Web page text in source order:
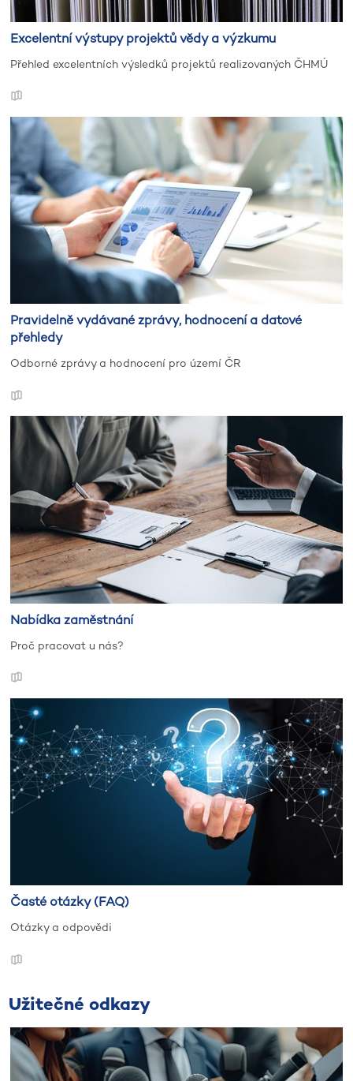
Excelentní výstupy projektů vědy a výzkumu
Přehled excelentních výsledků projektů realizovaných ČHMÚ
Pravidelně vydávané zprávy, hodnocení a datové
přehledy
Odborné zprávy a hodnocení pro území ČR
Nabídka zaměstnání
Proč pracovat u nás?
Časté otázky (FAQ)
Otázky a odpovědi
Užitečné odkazy